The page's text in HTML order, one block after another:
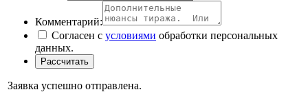
Комментарий:
Согласен с условиями обработки персональных
данных.
Заявка успешно отправлена.